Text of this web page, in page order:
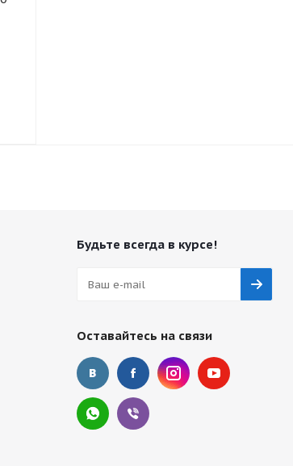
Будьте всегда в курсе!
Оставайтесь на связи